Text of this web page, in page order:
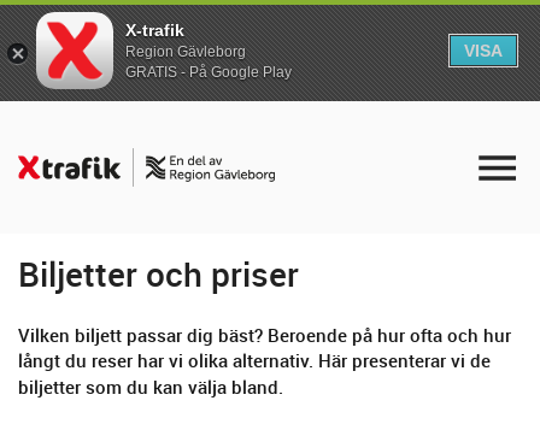
Biljetter och priser
Vilken biljett passar dig bäst? Beroende på hur ofta och hur
långt du reser har vi olika alternativ. Här presenterar vi de
biljetter som du kan välja bland.
X-trafik
Region Gävleborg
GRATIS - På Google Play
VISA